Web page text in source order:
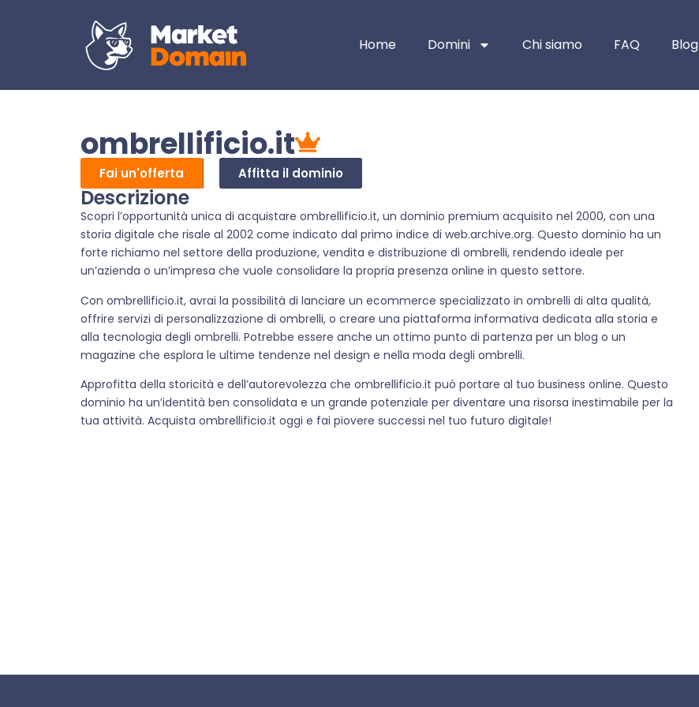
Home Domini Chi siamo FAQ Blog
ombrellificio.it
Fai un'offerta Affitta il dominio
Descrizione
Scopri l’opportunità unica di acquistare ombrellificio.it, un dominio premium acquisito nel 2000, con una
storia digitale che risale al 2002 come indicato dal primo indice di web.archive.org. Questo dominio ha un
forte richiamo nel settore della produzione, vendita e distribuzione di ombrelli, rendendo ideale per
un’azienda o un’impresa che vuole consolidare la propria presenza online in questo settore.
Con ombrellificio.it, avrai la possibilità di lanciare un ecommerce specializzato in ombrelli di alta qualità,
offrire servizi di personalizzazione di ombrelli, o creare una piattaforma informativa dedicata alla storia e
alla tecnologia degli ombrelli. Potrebbe essere anche un ottimo punto di partenza per un blog o un
magazine che esplora le ultime tendenze nel design e nella moda degli ombrelli.
Approfitta della storicità e dell’autorevolezza che ombrellificio.it può portare al tuo business online. Questo
dominio ha un’identità ben consolidata e un grande potenziale per diventare una risorsa inestimabile per la
tua attività. Acquista ombrellificio.it oggi e fai piovere successi nel tuo futuro digitale!